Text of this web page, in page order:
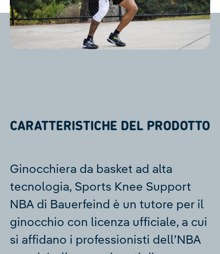
CARATTERISTICHE DEL PRODOTTO
Ginocchiera da basket ad alta
tecnologia, Sports Knee Support
NBA di Bauerfeind è un tutore per il
ginocchio con licenza ufficiale, a cui
si affidano i professionisti dell’NBA